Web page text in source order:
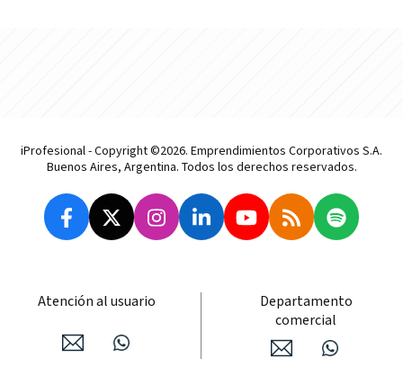
iProfesional - Copyright ©2026. Emprendimientos Corporativos S.A.
Buenos Aires, Argentina. Todos los derechos reservados.
Atención al usuario
Departamento
comercial